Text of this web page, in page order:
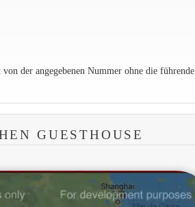
der angegebenen Nummer ohne die führende
GUESTHOUSE